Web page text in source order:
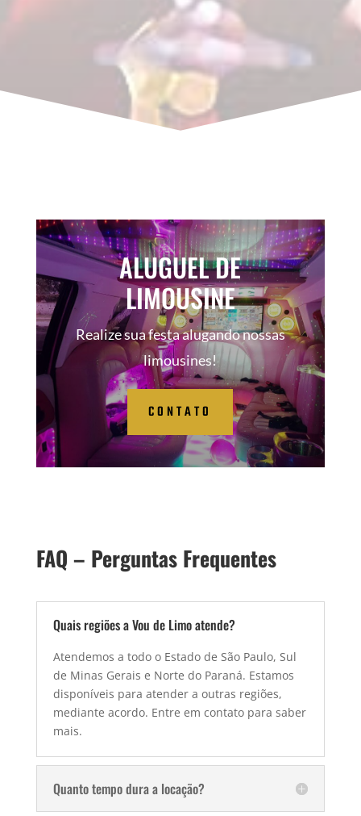
ALUGUEL DE
LIMOUSINE
Realize sua festa alugando nossas
limousines!
CONTATO
FAQ – Perguntas Frequentes
Quais regiões a Vou de Limo atende?
Atendemos a todo o Estado de São Paulo, Sul
de Minas Gerais e Norte do Paraná. Estamos
disponíveis para atender a outras regiões,
mediante acordo. Entre em contato para saber
mais.
Quanto tempo dura a locação?